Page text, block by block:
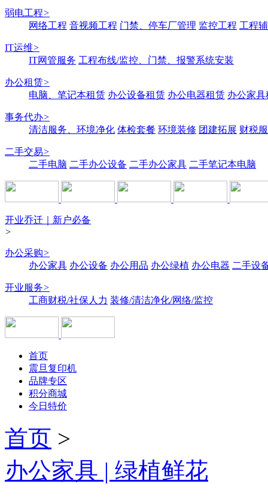
弱电工程>
网络工程 音视频工程 门禁、停车厂管理 监控工程 工程
IT运维>
IT网管服务 工程布线/监控、门禁、报警系统安装
办公租赁>
电脑、笔记本租赁 办公设备租赁 办公电器租赁 办公家具
事务代办>
清洁服务、环境净化 体检套餐 环境装修 团建拓展 财税
二手交易>
二手电脑 二手办公设备 二手办公家具 二手笔记本电脑
开业乔迁｜新户必备
>
办公采购>
办公家具 办公设备 办公用品 办公绿植 办公电器 二手设
开业服务>
工商财税/社保人力 装修/清洁净化/网络/监控
首页
震旦复印机
品牌专区
积分商城
今日特价
首页 >
办公家具 | 绿植鲜花